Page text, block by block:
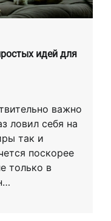
идей для
важно
ловил себя на
так и
поскорее
только в